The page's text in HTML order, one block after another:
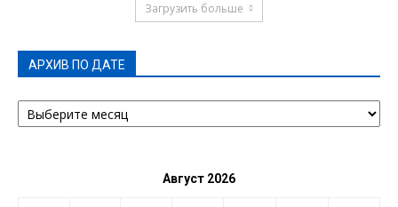
Загрузить больше
АРХИВ ПО ДАТЕ
АРХИВ
ПО
Август 2026